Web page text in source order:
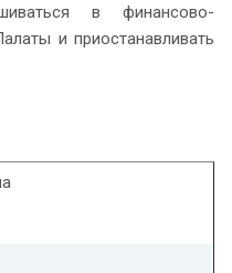
в финансово-
и приостанавливать